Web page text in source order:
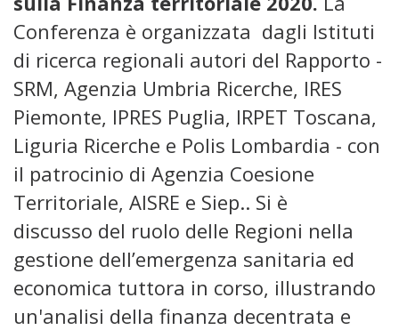
Conferenza è organizzata dagli Istituti
di ricerca regionali autori del Rapporto -
SRM, Agenzia Umbria Ricerche, IRES
Piemonte, IPRES Puglia, IRPET Toscana,
Liguria Ricerche e Polis Lombardia - con
il patrocinio di Agenzia Coesione
Territoriale, AISRE e Siep.. Si è
discusso del ruolo delle Regioni nella
gestione dell’emergenza sanitaria ed
economica tuttora in corso, illustrando
un'analisi della finanza decentrata e